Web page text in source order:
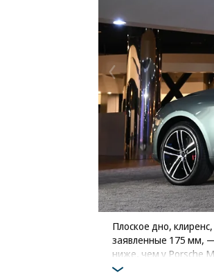
Плоское дно,
заявленные 175 мм,
ниже, чем у Porsche
Фото: Дмитрий